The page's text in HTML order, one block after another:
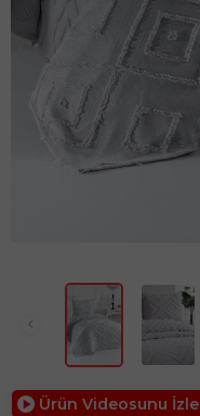
Ürün Videosunu İzle